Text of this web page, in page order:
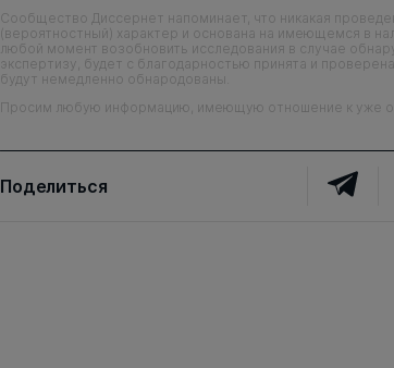
Сообщество Диссернет напоминает, что никакая
(вероятностный) характер и основана на имеющемся в
любой момент возобновить исследования в случае
экспертизу, будет с благодарностью принята и
будут немедленно обнародованы.
Просим любую информацию, имеющую отношение к уже
Поделиться